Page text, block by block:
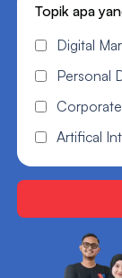
Topik apa
Digital
Personal
Artifical